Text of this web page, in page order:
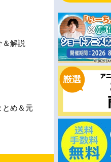
＆解説
とめ＆元